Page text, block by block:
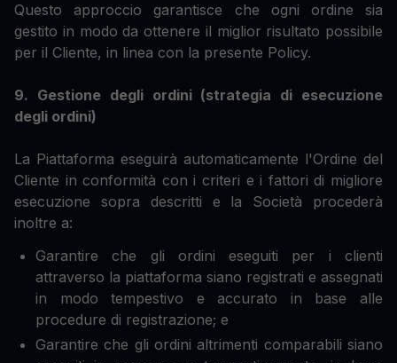
Questo approccio garantisce che ogni ordine sia
gestito in modo da ottenere il miglior risultato possibile
per il Cliente, in linea con la presente Policy.
9. Gestione degli ordini (strategia di esecuzione
degli ordini)
La Piattaforma eseguirà automaticamente l'Ordine del
Cliente in conformità con i criteri e i fattori di migliore
esecuzione sopra descritti e la Società procederà
inoltre a:
Garantire che gli ordini eseguiti per i clienti
attraverso la piattaforma siano registrati e assegnati
in modo tempestivo e accurato in base alle
procedure di registrazione; e
Garantire che gli ordini altrimenti comparabili siano